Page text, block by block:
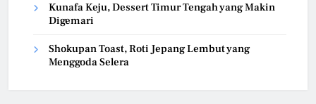
Kunafa Keju, Dessert Timur Tengah yang Makin
Digemari
Shokupan Toast, Roti Jepang Lembut yang
Menggoda Selera